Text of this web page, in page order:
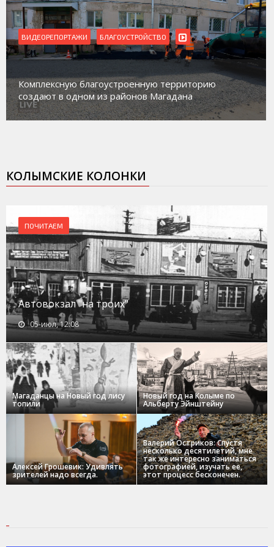
ВИДЕОРЕПОРТАЖИ
Магадан присоединился к пилотному проекту по
работе с несовершеннолетними из групп
социального риска «Переправа»
КОЛЫМСКИЕ КОЛОНКИ
ПОЧИТАЕМ
Автовокзал "на троих"
05-июл, 12:08
Магаданцы на Новый год лису
топили
Новый год на Колыме по
Альберту Эйнштейну
Алексей Грошевик: Удивлять
зрителей надо всегда.
Валерий Остриков: Спустя
несколько десятилетий, мне
так же интересно заниматься
фотографией, изучать ее,
этот процесс бесконечен.